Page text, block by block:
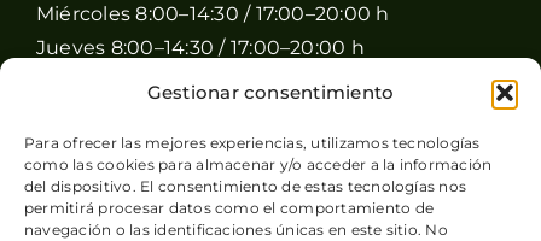
Gestionar consentimiento
Para ofrecer las mejores experiencias, utilizamos tecnologías
como las cookies para almacenar y/o acceder a la información
del dispositivo. El consentimiento de estas tecnologías nos
permitirá procesar datos como el comportamiento de
navegación o las identificaciones únicas en este sitio. No
Miércoles 8:00–14:30 / 17:00–20:00 h
Jueves 8:00–14:30 / 17:00–20:00 h
Viernes 8:00–14:30 / 17:00–20:00 h
Domingo Cerrado